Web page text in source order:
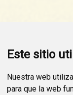
Este sitio
Nuestra web
para que la web